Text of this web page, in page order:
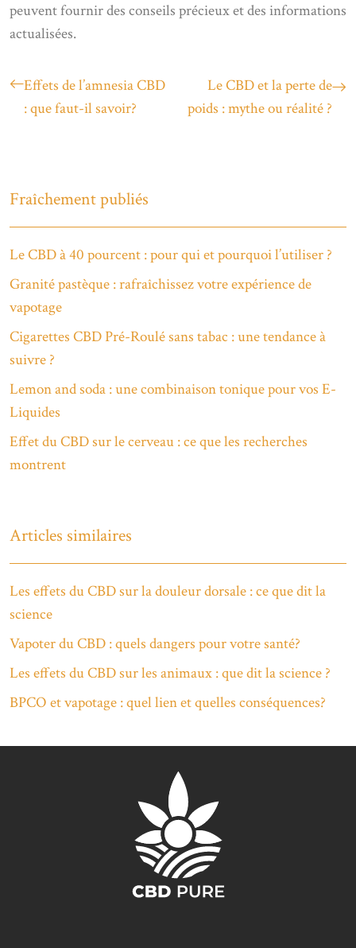
peuvent fournir des conseils précieux et des informations
actualisées.
Effets de l’amnesia CBD
: que faut-il savoir?
Le CBD et la perte de
poids : mythe ou réalité ?
Fraîchement publiés
Le CBD à 40 pourcent : pour qui et pourquoi l’utiliser ?
Granité pastèque : rafraîchissez votre expérience de
vapotage
Cigarettes CBD Pré-Roulé sans tabac : une tendance à
suivre ?
Lemon and soda : une combinaison tonique pour vos E-
Liquides
Effet du CBD sur le cerveau : ce que les recherches
montrent
Articles similaires
Les effets du CBD sur la douleur dorsale : ce que dit la
science
Vapoter du CBD : quels dangers pour votre santé?
Les effets du CBD sur les animaux : que dit la science ?
BPCO et vapotage : quel lien et quelles conséquences?